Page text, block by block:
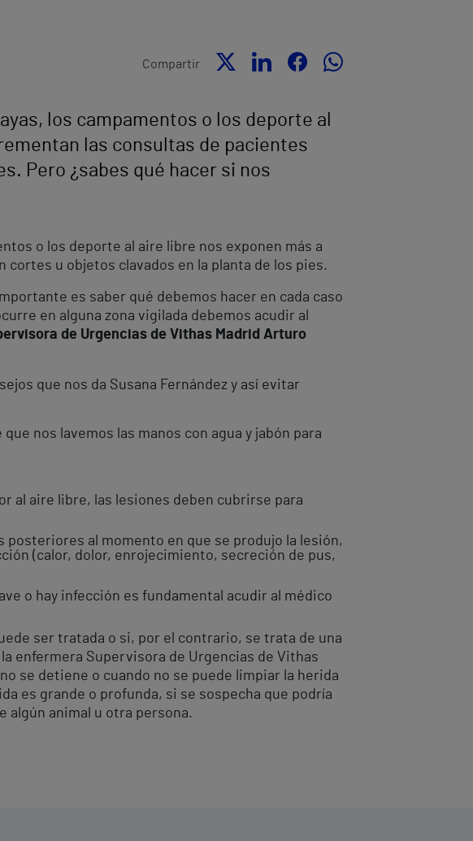
Compartir
los campamentos o los deporte al
las consultas de pacientes
Pero ¿sabes qué hacer si nos
o los deporte al aire libre nos exponen más a
u objetos clavados en la planta de los pies.
es saber qué debemos hacer en cada caso
en alguna zona vigilada debemos acudir al
de Urgencias de Vithas Madrid Arturo
que nos da Susana Fernández y así evitar
nos lavemos las manos con agua y jabón para
al aire libre, las lesiones deben cubrirse para
al momento en que se produjo la lesión,
(calor, dolor, enrojecimiento, secreción de pus,
o hay infección es fundamental acudir al médico
ser tratada o si, por el contrario, se trata de una
enfermera Supervisora de Urgencias de Vithas
se detiene o cuando no se puede limpiar la herida
es grande o profunda, si se sospecha que podría
algún animal u otra persona.